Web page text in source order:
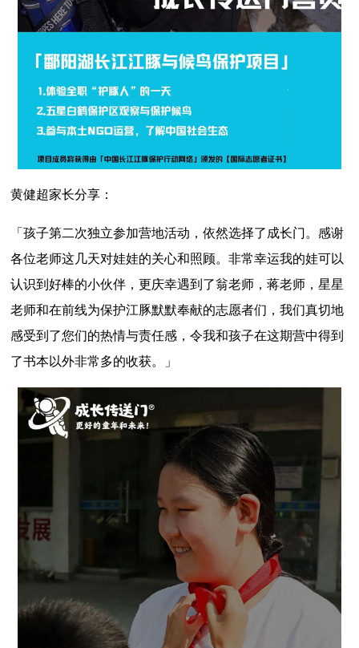
黄健超家长分享：
「孩子第二次独立参加营地活动，依然选择了成长门。感谢
各位老师这几天对娃娃的关心和照顾。非常幸运我的娃可以
认识到好棒的小伙伴，更庆幸遇到了翁老师，蒋老师，星星
老师和在前线为保护江豚默默奉献的志愿者们，我们真切地
感受到了您们的热情与责任感，令我和孩子在这期营中得到
了书本以外非常多的收获。」